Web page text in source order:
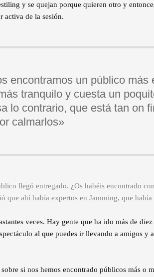
y se quejan porque quieren otro y
activa de la sesión.
encontramos un público más
tranquilo y cuesta un
lo contrario, que está tan on
calmarlos»
llegó entregado. ¿Os habéis encontrado
que ahí había expertos en Jamming, que había
veces. Hay gente que ha ido más de
al que puedes ir llevando a amigos y
si nos hemos encontrado públicos más o